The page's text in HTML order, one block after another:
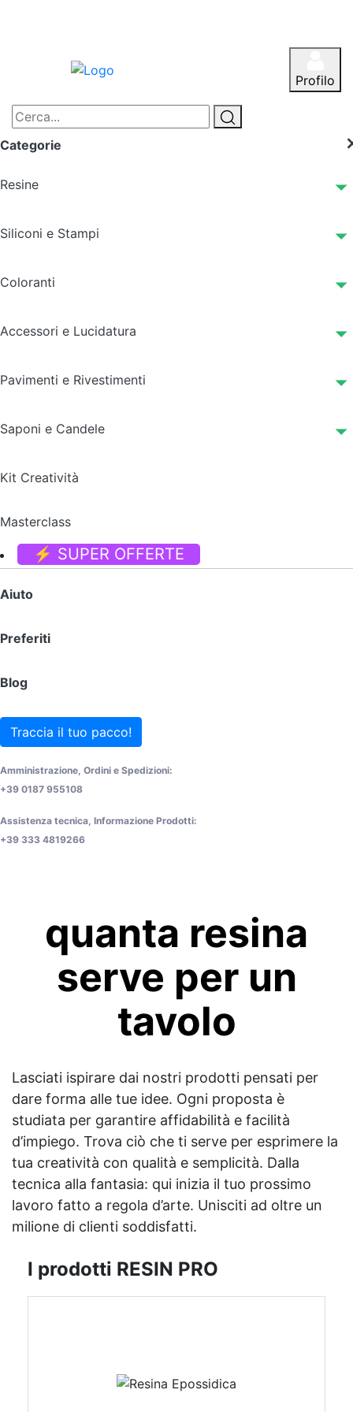
Profilo
Categorie
Resine
Siliconi e Stampi
Coloranti
Accessori e Lucidatura
Pavimenti e Rivestimenti
Saponi e Candele
Kit Creatività
Masterclass
⚡ SUPER OFFERTE
Aiuto
Preferiti
Blog
Traccia il tuo pacco!
Amministrazione, Ordini e Spedizioni:
+39 0187 955108
Assistenza tecnica, Informazione Prodotti:
+39 333 4819266
quanta resina
serve per un
tavolo
Lasciati ispirare dai nostri prodotti pensati per
dare forma alle tue idee. Ogni proposta è
studiata per garantire affidabilità e facilità
d’impiego. Trova ciò che ti serve per esprimere la
tua creatività con qualità e semplicità. Dalla
tecnica alla fantasia: qui inizia il tuo prossimo
lavoro fatto a regola d’arte. Unisciti ad oltre un
milione di clienti soddisfatti.
I prodotti RESIN PRO